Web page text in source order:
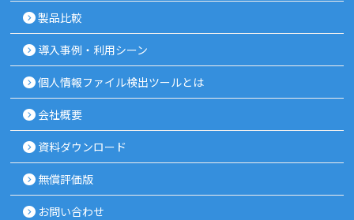
製品比較
導入事例・利用シーン
個人情報ファイル検出ツールとは
会社概要
資料ダウンロード
無償評価版
お問い合わせ